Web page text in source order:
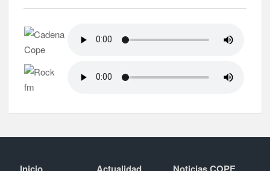
Inicio Actualidad Noticias COPE